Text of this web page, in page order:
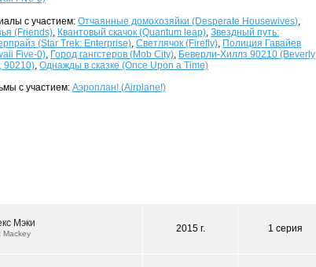
с участием: Отчаянные домохозяйки (Desperate Housewives),
(Friends), Квантовый скачок (Quantum leap), Звездный путь:
(Star Trek: Enterprise), Светлячок (Firefly), Полиция Гавайев
Five-0), Город гангстеров (Mob City), Беверли-Хиллз 90210 (Beverly
90210), Однажды в сказке (Once Upon a Time)
с участием: Аэроплан! (Airplane!)
Мэки
Mackey 2015 г. 1 серия